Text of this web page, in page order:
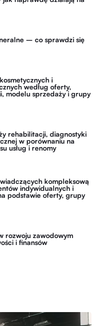
– co sprawdzi się
i
według oferty,
modelu sprzedaży i grupy
rehabilitacji, diagnostyki
w porównaniu na
usług i renomy
kompleksową
indywidualnych i
podstawie oferty, grupy
rozwoju zawodowym
i finansów